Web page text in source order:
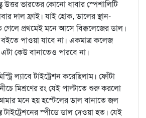
উত্তর ভারতের কোনো ধাবার স্পেশালিটি
দাল ফ্রাই। যাই হোক, ডালের স্থান-
গেলে প্রথমেই মনে আসে বিক্কলেজের ডাল।
পাওয়া যাবে না। একমাত্র কলেজ
কেউ বানাতেও পারবে না।
ল্যাবে টাইট্রেশন করেছিলাম। ফোঁটা
মিশ্রণের রং যেই পাল্টাতে শুরু করলো
মনে হয় হস্টেলের ডাল বানাতে জল
স্পীডে ডাল দেওয়া হত। যেই